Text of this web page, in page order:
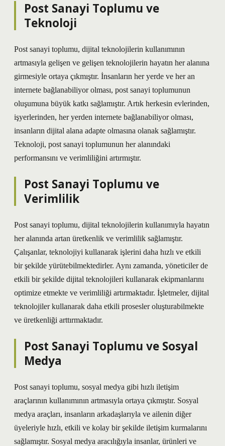
Post Sanayi Toplumu ve
Teknoloji
Post sanayi toplumu, dijital teknolojilerin kullanımının
artmasıyla gelişen ve gelişen teknolojilerin hayatın her alanına
girmesiyle ortaya çıkmıştır. İnsanların her yerde ve her an
internete bağlanabiliyor olması, post sanayi toplumunun
oluşumuna büyük katkı sağlamıştır. Artık herkesin evlerinden,
işyerlerinden, her yerden internete bağlanabiliyor olması,
insanların dijital alana adapte olmasına olanak sağlamıştır.
Teknoloji, post sanayi toplumunun her alanındaki
performansını ve verimliliğini artırmıştır.
Post Sanayi Toplumu ve
Verimlilik
Post sanayi toplumu, dijital teknolojilerin kullanımıyla hayatın
her alanında artan üretkenlik ve verimlilik sağlamıştır.
Çalışanlar, teknolojiyi kullanarak işlerini daha hızlı ve etkili
bir şekilde yürütebilmektedirler. Aynı zamanda, yöneticiler de
etkili bir şekilde dijital teknolojileri kullanarak ekipmanlarını
optimize etmekte ve verimliliği artırmaktadır. İşletmeler, dijital
teknolojiler kullanarak daha etkili prosesler oluşturabilmekte
ve üretkenliği arttırmaktadır.
Post Sanayi Toplumu ve Sosyal
Medya
Post sanayi toplumu, sosyal medya gibi hızlı iletişim
araçlarının kullanımının artmasıyla ortaya çıkmıştır. Sosyal
medya araçları, insanların arkadaşlarıyla ve ailenin diğer
üyeleriyle hızlı, etkili ve kolay bir şekilde iletişim kurmalarını
sağlamıştır. Sosyal medya aracılığıyla insanlar, ürünleri ve